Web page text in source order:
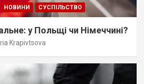
НОВИНИ СУСПІЛЬСТВО
у Польщі чи Німеччині?
Krapivtsova